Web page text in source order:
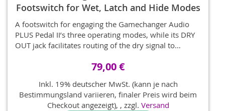
Footswitch for Wet, Latch and Hide Modes
A footswitch for engaging the Gamechanger Audio
PLUS Pedal II’s three operating modes, while its DRY
OUT jack facilitates routing of the dry signal to
79,00 €
Inkl. 19% deutscher MwSt. (kann je nach
Bestimmungsland variieren, finaler Preis wird beim
Checkout angezeigt), , zzgl. Versand